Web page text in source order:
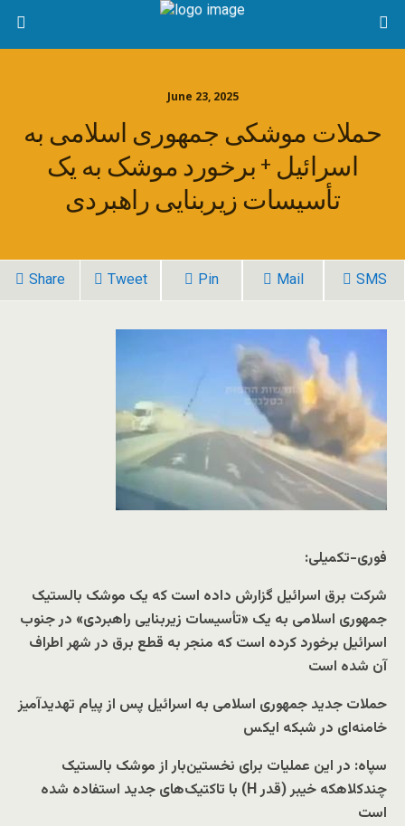
June 23, 2025
حملات موشکی جمهوری اسلامی به
اسرائیل + برخورد موشک به یک
تأسیسات زیربنایی راهبردی
Share Tweet Pin Mail SMS
فوری-تکمیلی:
شرکت برق اسرائیل گزارش داده است که یک موشک بالستیک
جمهوری اسلامی به یک «تأسیسات زیربنایی راهبردی» در جنوب
اسرائیل برخورد کرده است که منجر به قطع برق در شهر اطراف
آن شده است
حملات جدید جمهوری اسلامی به اسرائیل پس از پیام تهدیدآمیز
خامنه‌ای در شبکه ایکس
سپاه: در این عملیات برای نخستین‌بار از موشک بالستیک
چندکلاهکه خیبر (قدر H) با تاکتیک‌های جدید استفاده شده
است